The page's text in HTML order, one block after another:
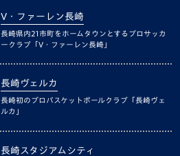
V・ファーレン長崎
長崎県内21市町をホームタウンとするプロサッカ
ークラブ「V・ファーレン長崎」
長崎ヴェルカ
長崎初のプロバスケットボールクラブ「長崎ヴェ
ルカ」
長崎スタジアムシティ